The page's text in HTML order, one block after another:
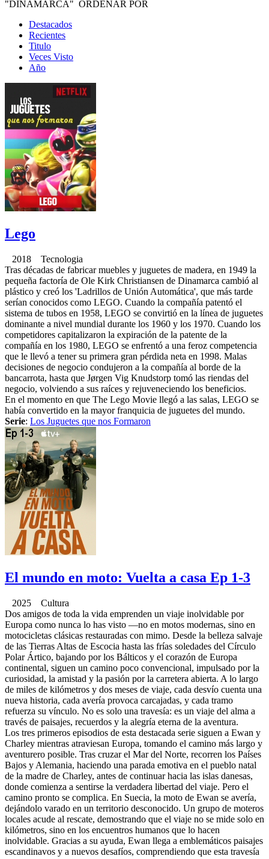
"DINAMARCA" ORDENAR POR
Destacados
Recientes
Titulo
Veces Visto
Año
Lego
2018 Tecnologia
Tras décadas de fabricar muebles y juguetes de madera, en 1949 la
pequeña factoría de Ole Kirk Christiansen de Dinamarca cambió al
plástico y creó los 'Ladrillos de Unión Automática', que más tarde
serían conocidos como LEGO. Cuando la compañía patentó el
sistema de tubos en 1958, LEGO se convirtió en la línea de juguetes
dominante a nivel mundial durante los 1960 y los 1970. Cuando los
competidores capitalizaron la expiración de la patente de la
compañía en los 1980, LEGO se enfrentó a una feroz competencia
que le llevó a tener su primera gran pérdida neta en 1998. Malas
decisiones de negocio condujeron a la compañía al borde de la
bancarrota, hasta que Jørgen Vig Knudstorp tomó las riendas del
negocio, volviendo a sus raíces y rejuveneciendo los beneficios.
En el momento en que The Lego Movie llegó a las salas, LEGO se
había convertido en la mayor franquicia de juguetes del mundo.
Serie: Los Juguetes que nos Formaron
El mundo en moto: Vuelta a casa Ep 1-3
2025 Cultura
Dos amigos de toda la vida emprenden un viaje inolvidable por
Europa como nunca lo has visto —no en motos modernas, sino en
motocicletas clásicas restauradas con mimo. Desde la belleza salvaje
de las Tierras Altas de Escocia hasta las frías soledades del Círculo
Polar Ártico, bajando por los Bálticos y el corazón de Europa
continental, siguen un camino poco convencional, impulsado por la
curiosidad, la amistad y la pasión por la carretera abierta. A lo largo
de miles de kilómetros y dos meses de viaje, cada desvío cuenta una
nueva historia, cada avería provoca carcajadas, y cada tramo
refuerza su vínculo. No es solo una travesía: es un viaje del alma a
través de paisajes, recuerdos y la alegría eterna de la aventura.
Los tres primeros episodios de esta destacada serie siguen a Ewan y
Charley mientras atraviesan Europa, tomando el camino más largo y
aventurero posible. Tras cruzar el Mar del Norte, recorren los Países
Bajos y Alemania, haciendo una parada emotiva en el pueblo natal
de la madre de Charley, antes de continuar hacia las islas danesas,
donde comienza a sentirse la verdadera libertad del viaje. Pero el
camino pronto se complica. En Suecia, la moto de Ewan se avería,
dejándolo varado en un territorio desconocido. Un grupo de moteros
locales acude al rescate, demostrando que el viaje no se mide solo en
kilómetros, sino en los encuentros humanos que lo hacen
inolvidable. Gracias a su ayuda, Ewan llega a emblemáticos paisajes
escandinavos y a nuevos desafíos, comprendiendo que esta travesía